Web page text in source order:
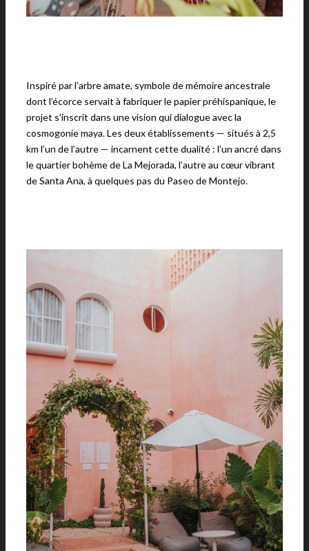
Inspiré par l’arbre amate, symbole de mémoire ancestrale
dont l’écorce servait à fabriquer le papier préhispanique, le
projet s’inscrit dans une vision qui dialogue avec la
cosmogonie maya. Les deux établissements — situés à 2,5
km l’un de l’autre — incarnent cette dualité : l’un ancré dans
le quartier bohème de La Mejorada, l’autre au cœur vibrant
de Santa Ana, à quelques pas du Paseo de Montejo.